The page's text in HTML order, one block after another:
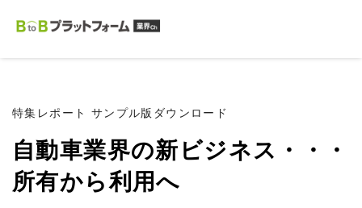
特集レポート サンプル版ダウンロード
自動車業界の新ビジネス・・・
所有から利用へ